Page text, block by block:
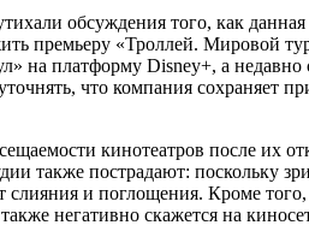
обсуждения того, как
премьеру «Троллей. Мировой
на платформу Disney+, а недавно
что компания сохраняет
кинотеатров после
также пострадают: поскольку
и поглощения. Кроме
негативно скажется на